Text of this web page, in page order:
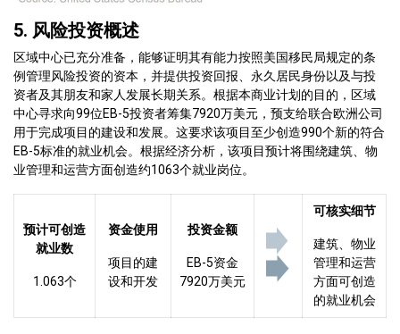
5. 风险投资概述
区域中心已充分准备，能够证明其有能力按照美国移民局规定的条
例管理风险投资的资本，并提供投资回报、永久居民身份以及与投
资者及其朋友和家人发展长期关系。根据本商业计划的目的，区域
中心寻求向99位EB-5投资者筹集7920万美元，预支给联合欧洲公司
用于完成项目的建设和发展。这要求该项目至少创造990个新的符合
EB-5标准的就业机会。根据经济分析，该项目预计将围绕建筑、物
业管理和运营方面创造约1063个就业岗位。
预计可创造
就业数
1.063个
资金使用
项目的建
设和开发
投资金额
EB-5资金
7920万美元
可核实细节
建筑、物业
管理和运营
方面可创造
的就业机会